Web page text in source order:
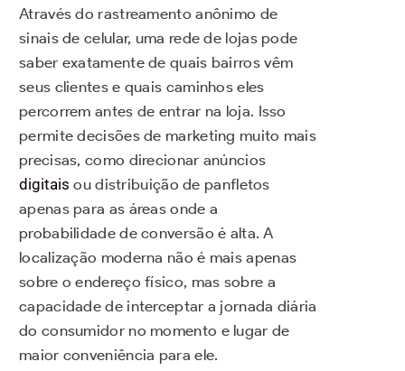
Através do rastreamento anônimo de
sinais de celular, uma rede de lojas pode
saber exatamente de quais bairros vêm
seus clientes e quais caminhos eles
percorrem antes de entrar na loja. Isso
permite decisões de marketing muito mais
precisas, como direcionar anúncios
digitais ou distribuição de panfletos
apenas para as áreas onde a
probabilidade de conversão é alta. A
localização moderna não é mais apenas
sobre o endereço físico, mas sobre a
capacidade de interceptar a jornada diária
do consumidor no momento e lugar de
maior conveniência para ele.